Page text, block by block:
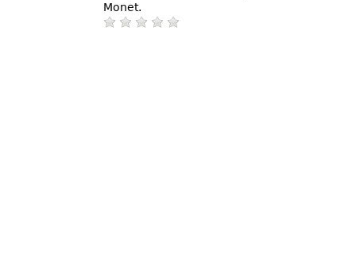
Monet.